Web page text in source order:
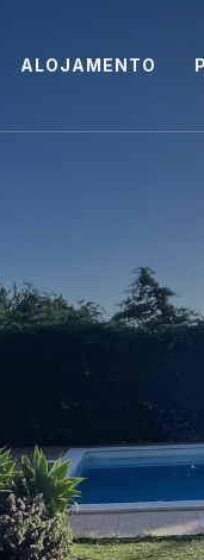
ALOJAMENTO